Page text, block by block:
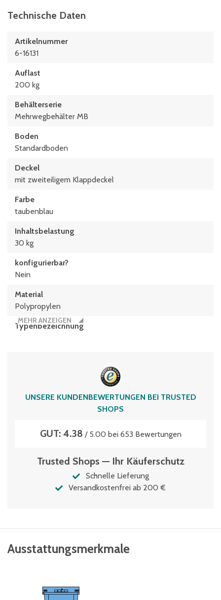
210 mm
Technische Daten
Artikelnummer
6-16131
Auflast
200 kg
Behälterserie
Mehrwegbehälter MB
Boden
Standardboden
Deckel
mit zweiteiligem Klappdeckel
Farbe
taubenblau
Inhaltsbelastung
30 kg
konfigurierbar?
Nein
Material
Polypropylen
Typen­be­zeich­nung
MEHR ANZEIGEN
UNSERE KUNDENBEWERTUNGEN BEI TRUSTED
SHOPS
GUT: 4.38 / 5.00 bei 653 Bewertungen
Trusted Shops — Ihr Käuferschutz
Schnelle Lieferung
Versandkostenfrei ab 200 €
Ausstattungsmerkmale